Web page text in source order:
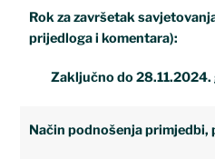
Rok za završetak
prijedloga i komentara):
Zaključno do 28.11.2024.
Način podnošenja primjedbi,